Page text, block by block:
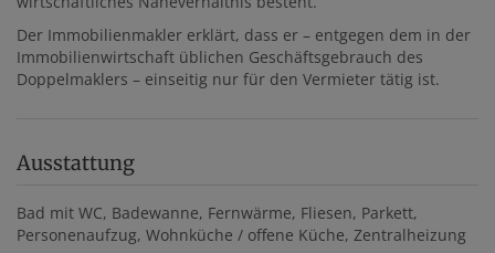
Der Immobilienmakler erklärt, dass er – entgegen dem in der
Immobilienwirtschaft üblichen Geschäftsgebrauch des
Doppelmaklers – einseitig nur für den Vermieter tätig ist.
Ausstattung
Bad mit WC Badewanne Fernwärme Fliesen Parkett
Personenaufzug Wohnküche / offene Küche Zentralheizung